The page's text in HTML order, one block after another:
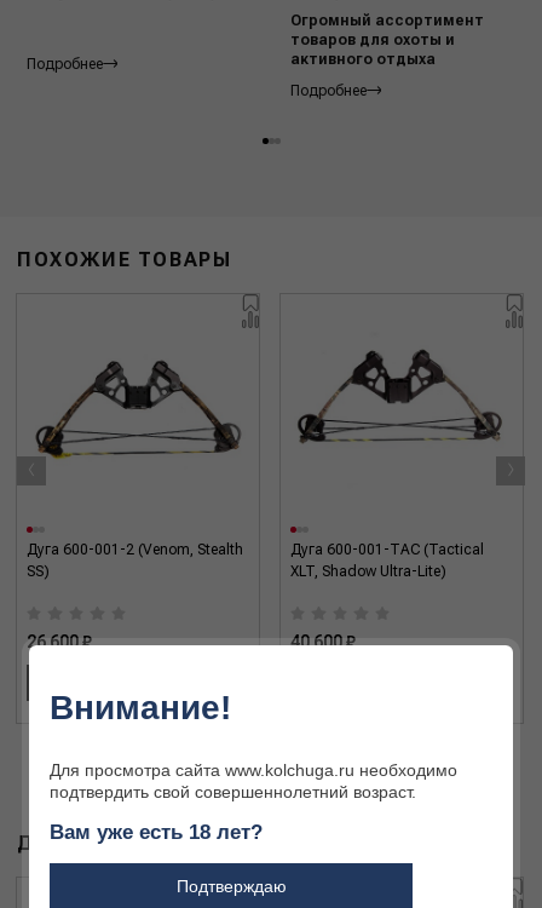
Подробнее
Огромный ассортимент
товаров для охоты и
активного отдыха
Подробнее
ПОХОЖИЕ ТОВАРЫ
Дуга 600-001-2 (Venom, Stealth
SS)
26 600 ₽
Дуга 600-001-TAC (Tactical
XLT, Shadow Ultra-Lite)
40 600 ₽
‹ ›
ДРУГИЕ ТОВАРЫ БРЕНДА
Внимание!
Для просмотра сайта www.kolchuga.ru необходимо
подтвердить свой совершеннолетний возраст.
Вам уже есть 18 лет?
Подтверждаю